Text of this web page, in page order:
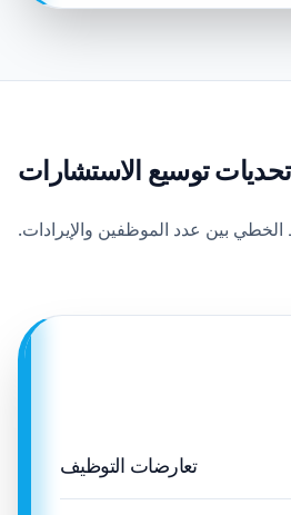
تحديات توسيع الاستشارات
الخطي بين عدد الموظفين والإيرادات.
تعارضات التوظيف